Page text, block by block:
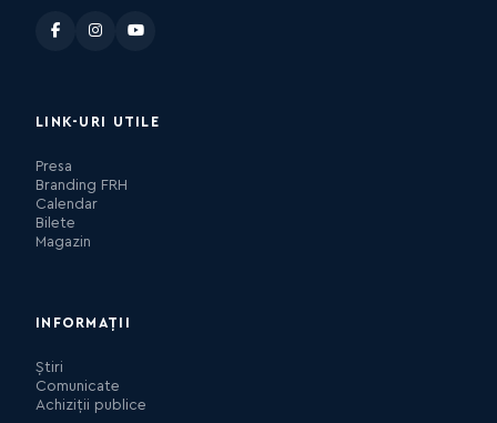
LINK-URI UTILE
Presa
Branding FRH
Calendar
Bilete
Magazin
INFORMAȚII
Știri
Comunicate
Achiziții publice